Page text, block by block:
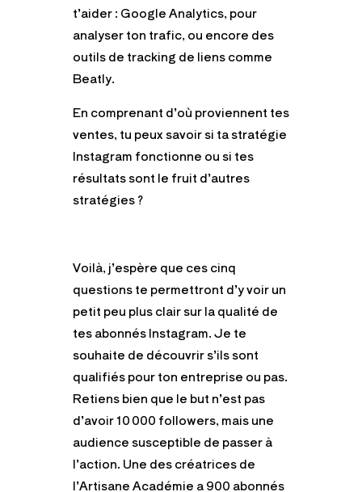
t’aider : Google Analytics, pour
analyser ton trafic, ou encore des
outils de tracking de liens comme
Beatly.
En comprenant d’où proviennent tes
ventes, tu peux savoir si ta stratégie
Instagram fonctionne ou si tes
résultats sont le fruit d’autres
stratégies ?
Voilà, j’espère que ces cinq
questions te permettront d’y voir un
petit peu plus clair sur la qualité de
tes abonnés Instagram. Je te
souhaite de découvrir s’ils sont
qualifiés pour ton entreprise ou pas.
Retiens bien que le but n’est pas
d’avoir 10 000 followers, mais une
audience susceptible de passer à
l’action. Une des créatrices de
l’Artisane Académie a 900 abonnés